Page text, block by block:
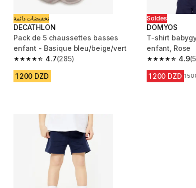
تخفيضات دائمة
DECATHLON
Pack de 5 chaussettes basses
enfant - Basique bleu/beige/vert
4.7
4.7 out of 5 stars from 285 reviews
(285)
1 200 DZD
Soldes
DOMYOS
T-shirt
enfant, Rose
4.9
4.9 out of 5
1 200 DZD Prix
1